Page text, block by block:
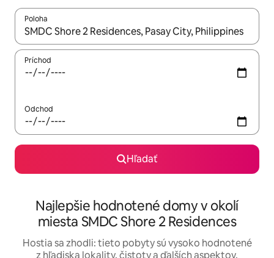
Poloha
Keď budú výsledky k dispozícii, môžete si ich prechádzať
Príchod
Odchod
Hľadať
Najlepšie hodnotené domy v okolí
miesta SMDC Shore 2 Residences
Hostia sa zhodli: tieto pobyty sú vysoko hodnotené
z hľadiska lokality, čistoty a ďalších aspektov.